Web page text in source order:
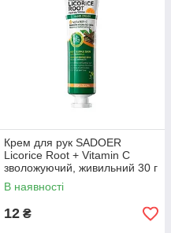
Крем для рук SADOER
Licorice Root + Vitamin C
зволожуючий, живильний 30 г
В наявності
12 ₴